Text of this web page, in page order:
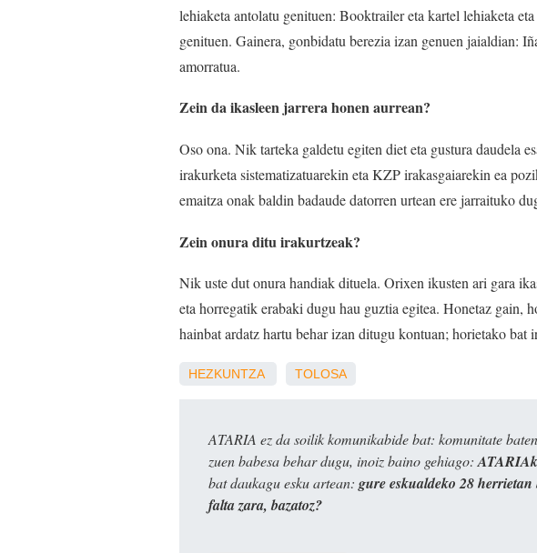
lehiaketa antolatu genituen: Booktrailer eta kartel lehiaketa
genituen. Gainera, gonbidatu berezia izan genuen jaialdian:
amorratua.
Zein da ikasleen jarrera honen aurrean?
Oso ona. Nik tarteka galdetu egiten diet eta gustura daudela
irakurketa sistematizatuarekin eta KZP irakasgaiarekin ea
emaitza onak baldin badaude datorren urtean ere jarraituko
Zein onura ditu irakurtzeak?
Nik uste dut onura handiak dituela. Orixen ikusten ari gara
eta horregatik erabaki dugu hau guztia egitea. Honetaz gain,
hainbat ardatz hartu behar izan ditugu kontuan; horietako bat
HEZKUNTZA TOLOSA
ATARIA ez da soilik komunikabide bat: komunitate
zuen babesa behar dugu, inoiz baino gehiago:
bat daukagu esku artean: gure eskualdeko 28
falta zara, bazatoz?